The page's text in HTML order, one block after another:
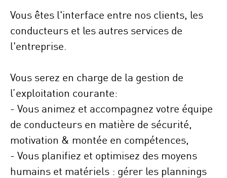
Vous êtes l'interface entre nos clients, les
conducteurs et les autres services de
l'entreprise.
Vous serez en charge de la gestion de
l’exploitation courante:
- Vous animez et accompagnez votre équipe
de conducteurs en matière de sécurité,
motivation & montée en compétences,
- Vous planifiez et optimisez des moyens
humains et matériels : gérer les plannings